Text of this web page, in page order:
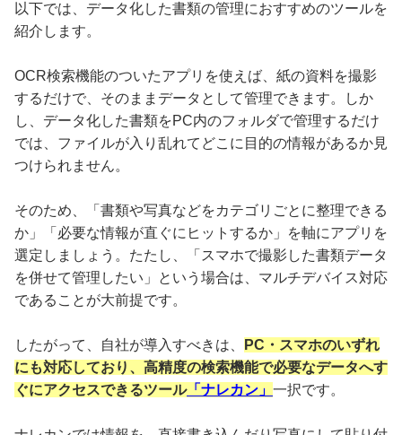
以下では、データ化した書類の管理におすすめのツールを
紹介します。
OCR検索機能のついたアプリを使えば、紙の資料を撮影
するだけで、そのままデータとして管理できます。しか
し、データ化した書類をPC内のフォルダで管理するだけ
では、ファイルが入り乱れてどこに目的の情報があるか見
つけられません。
そのため、「書類や写真などをカテゴリごとに整理できる
か」「必要な情報が直ぐにヒットするか」を軸にアプリを
選定しましょう。たたし、「スマホで撮影した書類データ
を併せて管理したい」という場合は、マルチデバイス対応
であることが大前提です。
したがって、自社が導入すべきは、
PC・スマホのいずれ
にも対応しており、高精度の検索機能で必要なデータへす
ぐにアクセスできるツール「ナレカン」 一択です。